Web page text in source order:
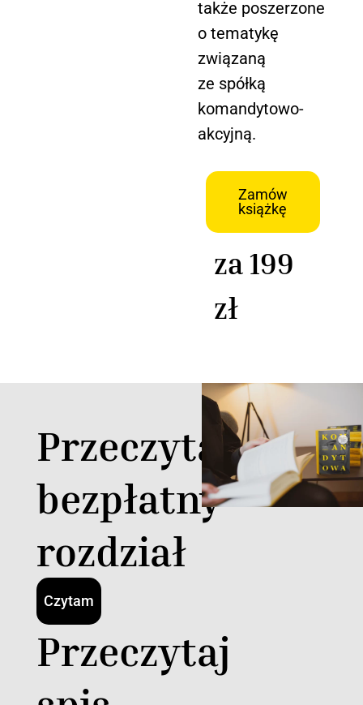
także poszerzone
o tematykę
związaną
ze spółką
komandytowo-
akcyjną.
Zamów
książkę
za 199
zł
Przeczytaj
bezpłatny
rozdział
Czytam
Przeczytaj